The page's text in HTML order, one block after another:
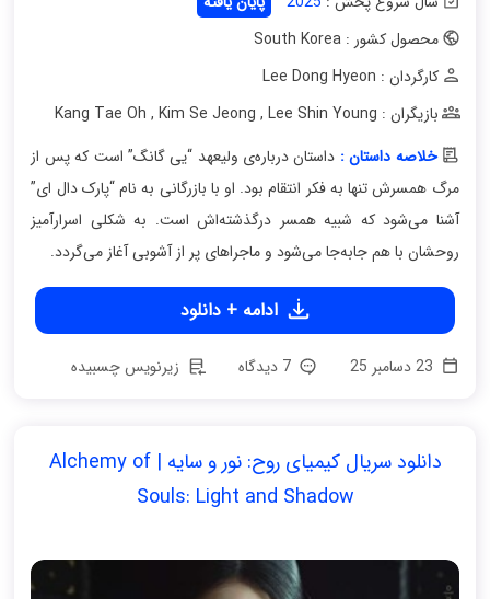
محصول کشور : South Korea
کارگردان : Lee Dong Hyeon
بازیگران : Kang Tae Oh
, Kim Se Jeong , Lee Shin Young
خلاصه داستان : داستان درباره‌ی ولیعهد “یی گانگ” است که پس از
مرگ همسرش تنها به فکر انتقام بود. او با بازرگانی به نام “پارک دال ای”
آشنا می‌شود که شبیه همسر درگذشته‌اش است. به شکلی اسرارآمیز
روحشان با هم جابه‌جا می‌شود و ماجراهای پر از آشوبی آغاز می‌گردد.
ادامه + دانلود
7 دیدگاه زیرنویس چسبیده
دانلود سریال کیمیای روح: نور و سایه | Alchemy of
Souls: Light and Shadow